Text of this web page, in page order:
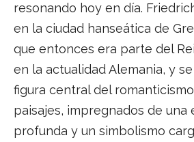
resonando hoy en día.
en la ciudad hanseática de
que entonces era parte del
en la actualidad Alemania, y
figura central del
paisajes, impregnados de una
profunda y un simbolismo